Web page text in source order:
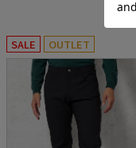
SALE OUTLET